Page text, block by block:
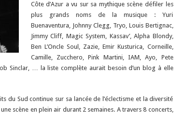
Côte d’Azur a vu sur sa mythique scène défiler les
plus grands noms de la musique : Yuri
Buenaventura, Johnny Clegg, Tryo, Louis Bertignac,
Jimmy Cliff, Magic System, Kassav’, Alpha Blondy,
Ben L’Oncle Soul, Zazie, Emir Kusturica, Corneille,
Camille, Zucchero, Pink Martini, IAM, Ayo, Pete
Sinclar, … la liste complète aurait besoin d’un blog à elle
du Sud continue sur sa lancée de l’éclectisme et la diversité
scène en plein air durant 2 semaines. A travers 8 concerts,